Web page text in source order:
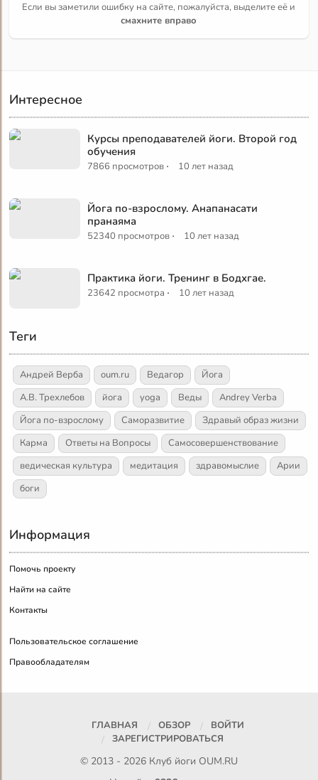
Если вы заметили ошибку на сайте, пожалуйста, выделите её и
смахните вправо
Интересное
Курсы преподавателей йоги. Второй год
обучения
7866 просмотров · 10 лет назад
Йога по-взрослому. Анапанасати
пранаяма
52340 просмотров · 10 лет назад
Практика йоги. Тренинг в Бодхгае.
23642 просмотра · 10 лет назад
Теги
Андрей Верба oum.ru Ведагор
Йога
А.В. Трехлебов
йога yoga Веды
Andrey Verba
Йога по-взрослому
Саморазвитие
Здравый образ жизни
Карма
Ответы на Вопросы
Самосовершенствование
ведическая культура
медитация здравомыслие
Арии
боги
Информация
Помочь проекту
Найти на сайте
Контакты
Пользовательское соглашение
Правообладателям
ГЛАВНАЯ ОБЗОР
ВОЙТИ
ЗАРЕГИСТРИРОВАТЬСЯ
© 2013 - 2026 Клуб йоги OUM.RU